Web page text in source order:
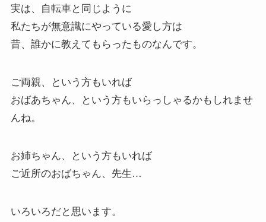
実は、自転車と同じように
私たちが無意識にやっている愛し方は
昔、誰かに教えてもらったものなんです。
ご両親、という方もいれば
おばあちゃん、という方もいらっしゃるかもしれませ
んね。
お姉ちゃん、という方もいれば
ご近所のおばちゃん、先生…
いろいろだと思います。